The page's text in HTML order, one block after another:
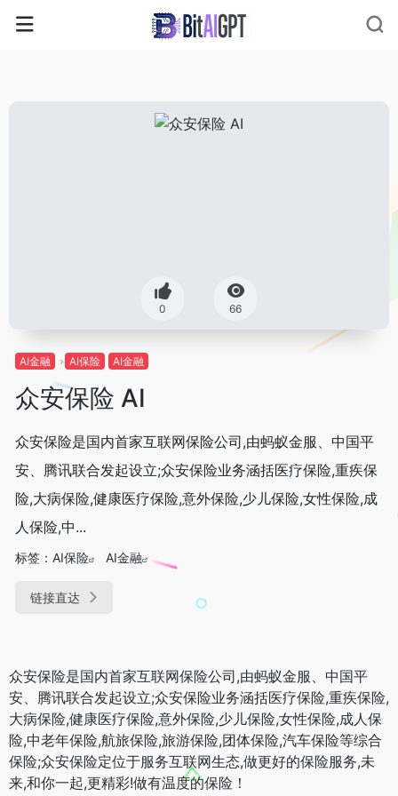
0 66
AI金融 AI保险 AI金融
众安保险 AI
众安保险是国内首家互联网保险公司,由蚂蚁金服、中国平
安、腾讯联合发起设立;众安保险业务涵括医疗保险,重疾保
险,大病保险,健康医疗保险,意外保险,少儿保险,女性保险,成
人保险,中...
标签： AI保险 AI金融
链接直达
众安保险是国内首家互联网保险公司,由蚂蚁金服、中国平
安、腾讯联合发起设立;众安保险业务涵括医疗保险,重疾保险,
大病保险,健康医疗保险,意外保险,少儿保险,女性保险,成人保
险,中老年保险,航旅保险,旅游保险,团体保险,汽车保险等综合
保险;众安保险定位于服务互联网生态,做更好的保险服务,未
来,和你一起,更精彩!做有温度的保险！